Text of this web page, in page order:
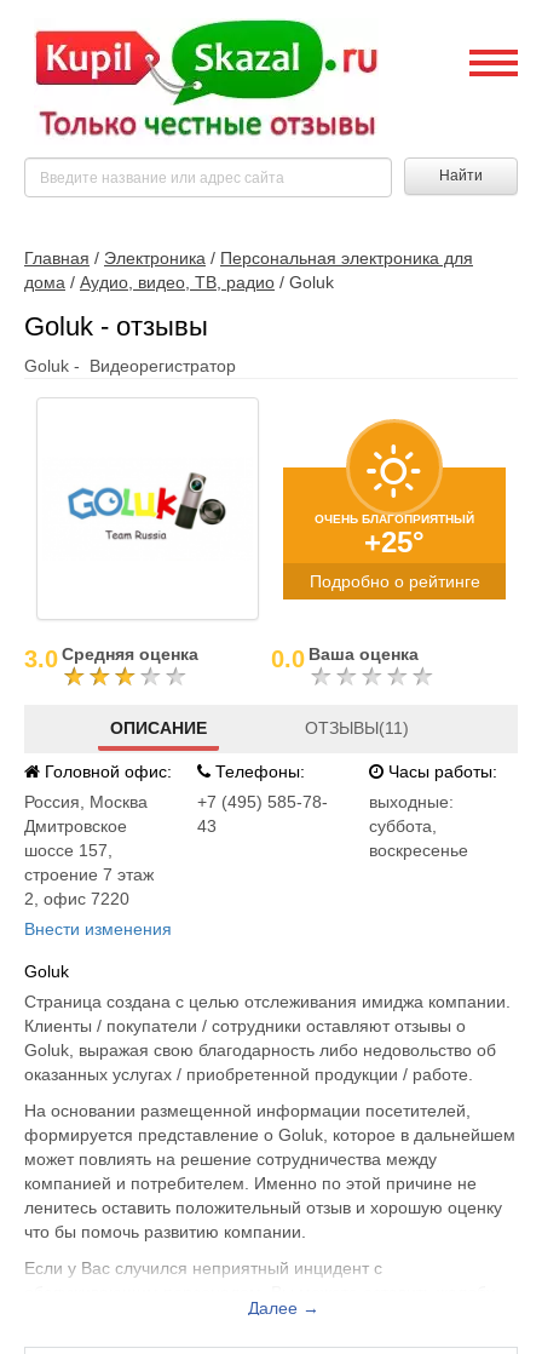
Найти
Главная / Электроника / Персональная электроника для
дома / Аудио, видео, ТВ, радио / Goluk
Goluk - отзывы
Goluk - Видеорегистратор
ОЧЕНЬ БЛАГОПРИЯТНЫЙ
+25°
Подробно о рейтинге
3.0Средняя оценка 0.0 Ваша оценка
ОПИСАНИЕ ОТЗЫВЫ(11)
Головной офис:
Россия
Москва
Дмитровское
шоссе 157,
строение 7 этаж
2, офис 7220
Внести изменения
Телефоны:
+7 (495) 585-78-
43
Часы работы:
выходные:
суббота,
воскресенье
Goluk
Страница создана с целью отслеживания имиджа компании.
Клиенты / покупатели / сотрудники оставляют отзывы о
Goluk, выражая свою благодарность либо недовольство об
оказанных услугах / приобретенной продукции / работе.
На основании размещенной информации посетителей,
формируется представление о Goluk, которое в дальнейшем
может повлиять на решение сотрудничества между
компанией и потребителем. Именно по этой причине не
ленитесь оставить положительный отзыв и хорошую оценку
что бы помочь развитию компании.
Если у Вас случился неприятный инцидент с
не только на официальном сайте goluk.ru, но и здесь.
Далее →